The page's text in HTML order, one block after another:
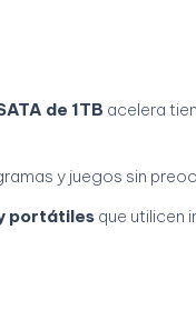
de 1TB acelera
y juegos sin
portátiles que utilicen